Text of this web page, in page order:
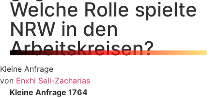
Welche Rolle spielte
NRW in den
Arbeitskreisen?
Kleine Anfrage
von Enxhi Seli-Zacharias
Kleine Anfrage 1764